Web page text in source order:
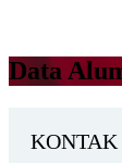
Data
KONTAK